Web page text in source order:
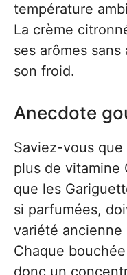
température
La crème
ses arômes
son froid.
Anecdote
Saviez-vous
plus de vitamine
que les
si parfumées,
variété ancienne
Chaque